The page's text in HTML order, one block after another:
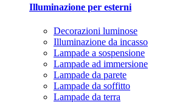
Illuminazione per esterni
Decorazioni luminose
Illuminazione da incasso
Lampade a sospensione
Lampade ad immersione
Lampade da parete
Lampade da soffitto
Lampade da terra